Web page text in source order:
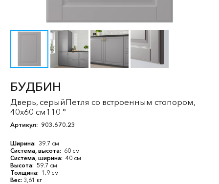
БУДБИН
Дверь, серыйПетля со встроенным стопором,
40x60 см110 °
Артикул: 903.670.23
Ширина: 39.7 см
Система, высота: 60 см
Система, ширина: 40 см
Высота: 59.7 см
Толщина: 1.9 см
Вес: 3,61 кг